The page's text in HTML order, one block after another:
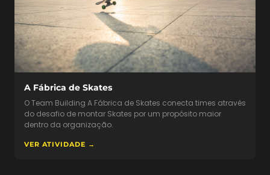
A Fábrica de Skates
O Team Building A Fábrica de Skates conecta times através
do desafio de montar Skates por um propósito maior
dentro da organização.
VER ATIVIDADE →